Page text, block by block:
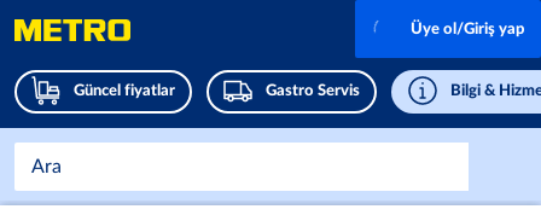
Güncel fiyatlar Gastro Servis Bilgi &
Üye ol/Giriş yap